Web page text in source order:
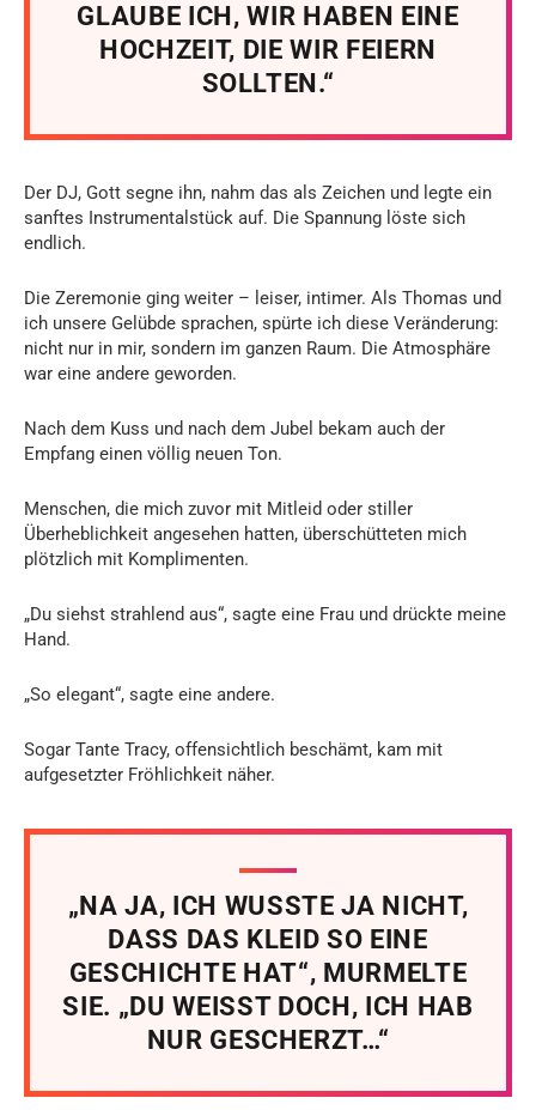
GLAUBE ICH, WIR HABEN EINE
HOCHZEIT, DIE WIR FEIERN
SOLLTEN.“
Der DJ, Gott segne ihn, nahm das als Zeichen und legte ein
sanftes Instrumentalstück auf. Die Spannung löste sich
endlich.
Die Zeremonie ging weiter – leiser, intimer. Als Thomas und
ich unsere Gelübde sprachen, spürte ich diese Veränderung:
nicht nur in mir, sondern im ganzen Raum. Die Atmosphäre
war eine andere geworden.
Nach dem Kuss und nach dem Jubel bekam auch der
Empfang einen völlig neuen Ton.
Menschen, die mich zuvor mit Mitleid oder stiller
Überheblichkeit angesehen hatten, überschütteten mich
plötzlich mit Komplimenten.
„Du siehst strahlend aus“, sagte eine Frau und drückte meine
Hand.
„So elegant“, sagte eine andere.
Sogar Tante Tracy, offensichtlich beschämt, kam mit
aufgesetzter Fröhlichkeit näher.
„NA JA, ICH WUSSTE JA NICHT,
DASS DAS KLEID SO EINE
GESCHICHTE HAT“, MURMELTE
SIE. „DU WEISST DOCH, ICH HAB
NUR GESCHERZT…“